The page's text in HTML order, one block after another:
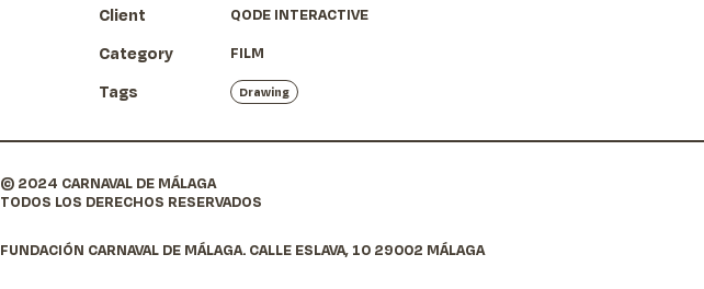
Client QODE INTERACTIVE
Category FILM
Tags Drawing
© 2024 CARNAVAL DE MÁLAGA
TODOS LOS DERECHOS RESERVADOS
FUNDACIÓN CARNAVAL DE MÁLAGA. CALLE ESLAVA, 10 29002 MÁLAGA